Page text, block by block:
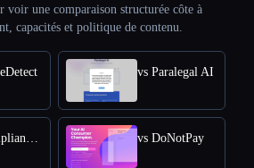
voir une comparaison structurée côte à
capacités et politique de contenu.
vs Paralegal AI
vs Compliance Quarter vs DoNotPay